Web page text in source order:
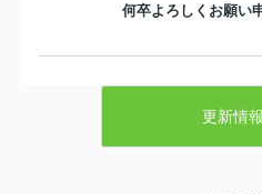
何卒よろしくお願い
☆★☆成約
約いただきま
更新情